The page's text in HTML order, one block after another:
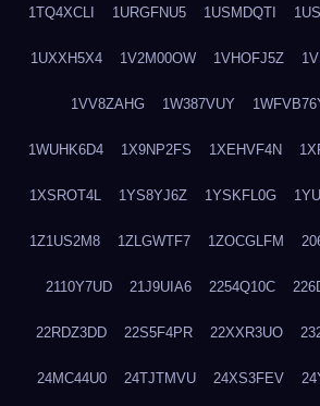
1TQ4XCLI 1URGFNU5 1USMDQTI
1UXXH5X4 1V2M00OW 1VHOFJ5Z
1VV8ZAHG 1W387VUY
1WUHK6D4 1X9NP2FS 1XEHVF4N
1XSROT4L 1YS8YJ6Z 1YSKFL0G
1Z1US2M8 1ZLGWTF7 1ZOCGLFM
2110Y7UD 21J9UIA6 2254Q10C
22RDZ3DD 22S5F4PR 22XXR3UO
24MC44U0 24TJTMVU 24XS3FEV